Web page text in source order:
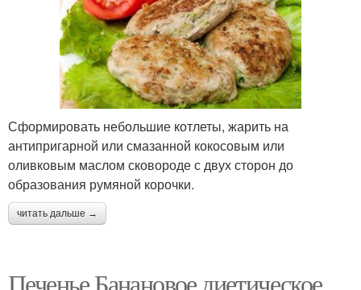
Сформировать небольшие котлеты, жарить на
антипригарной или смазанной кокосовым или
оливковым маслом сковороде с двух сторон до
образования румяной корочки.
читать дальше →